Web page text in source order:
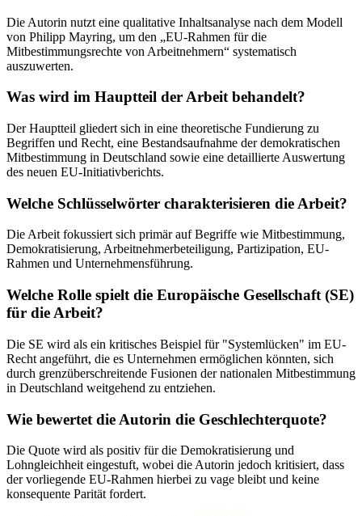
Die Autorin nutzt eine qualitative Inhaltsanalyse nach dem Modell
von Philipp Mayring, um den „EU-Rahmen für die
Mitbestimmungsrechte von Arbeitnehmern“ systematisch
auszuwerten.
Was wird im Hauptteil der Arbeit behandelt?
Der Hauptteil gliedert sich in eine theoretische Fundierung zu
Begriffen und Recht, eine Bestandsaufnahme der demokratischen
Mitbestimmung in Deutschland sowie eine detaillierte Auswertung
des neuen EU-Initiativberichts.
Welche Schlüsselwörter charakterisieren die Arbeit?
Die Arbeit fokussiert sich primär auf Begriffe wie Mitbestimmung,
Demokratisierung, Arbeitnehmerbeteiligung, Partizipation, EU-
Rahmen und Unternehmensführung.
Welche Rolle spielt die Europäische Gesellschaft (SE)
für die Arbeit?
Die SE wird als ein kritisches Beispiel für "Systemlücken" im EU-
Recht angeführt, die es Unternehmen ermöglichen könnten, sich
durch grenzüberschreitende Fusionen der nationalen Mitbestimmung
in Deutschland weitgehend zu entziehen.
Wie bewertet die Autorin die Geschlechterquote?
Die Quote wird als positiv für die Demokratisierung und
Lohngleichheit eingestuft, wobei die Autorin jedoch kritisiert, dass
der vorliegende EU-Rahmen hierbei zu vage bleibt und keine
konsequente Parität fordert.